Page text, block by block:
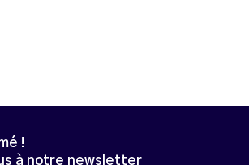
!
à notre newsletter